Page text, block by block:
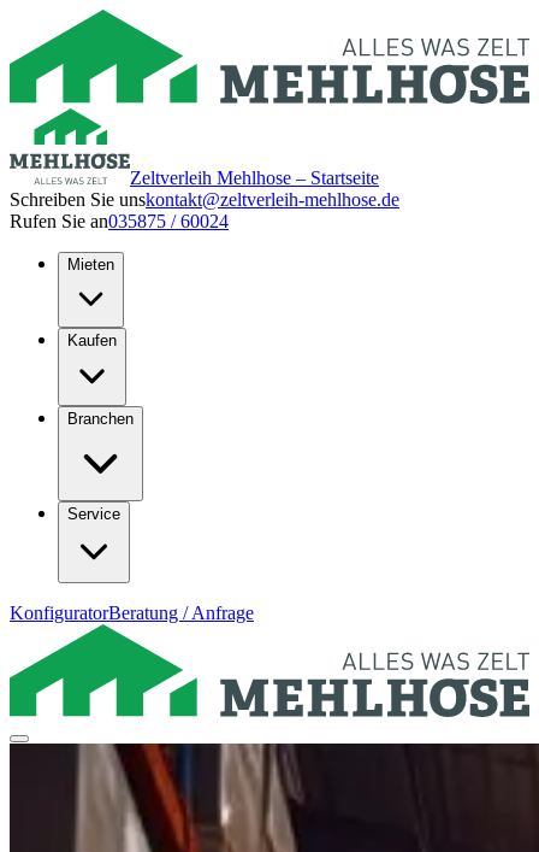
Zeltverleih Mehlhose – Startseite
Schreiben Sie unskontakt@zeltverleih-mehlhose.de
Rufen Sie an035875 / 60024
Mieten
Kaufen
Branchen
Service
KonfiguratorBeratung / Anfrage